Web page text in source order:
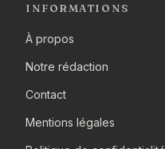
INFORMATIONS
À propos
Notre rédaction
Contact
Mentions légales